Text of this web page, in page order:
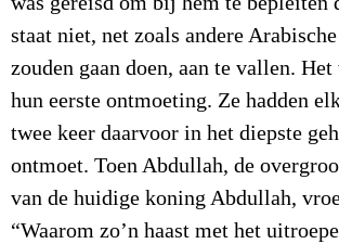
staat niet, net zoals andere
zouden gaan doen, aan te vallen.
hun eerste ontmoeting. Ze hadden
twee keer daarvoor in het diepste
ontmoet. Toen Abdullah, de
van de huidige koning Abdullah,
“Waarom zo’n haast met het